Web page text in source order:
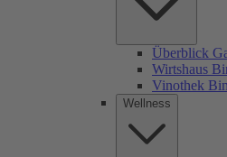
Überblick
Wirtshaus
Vinothek
Wellness